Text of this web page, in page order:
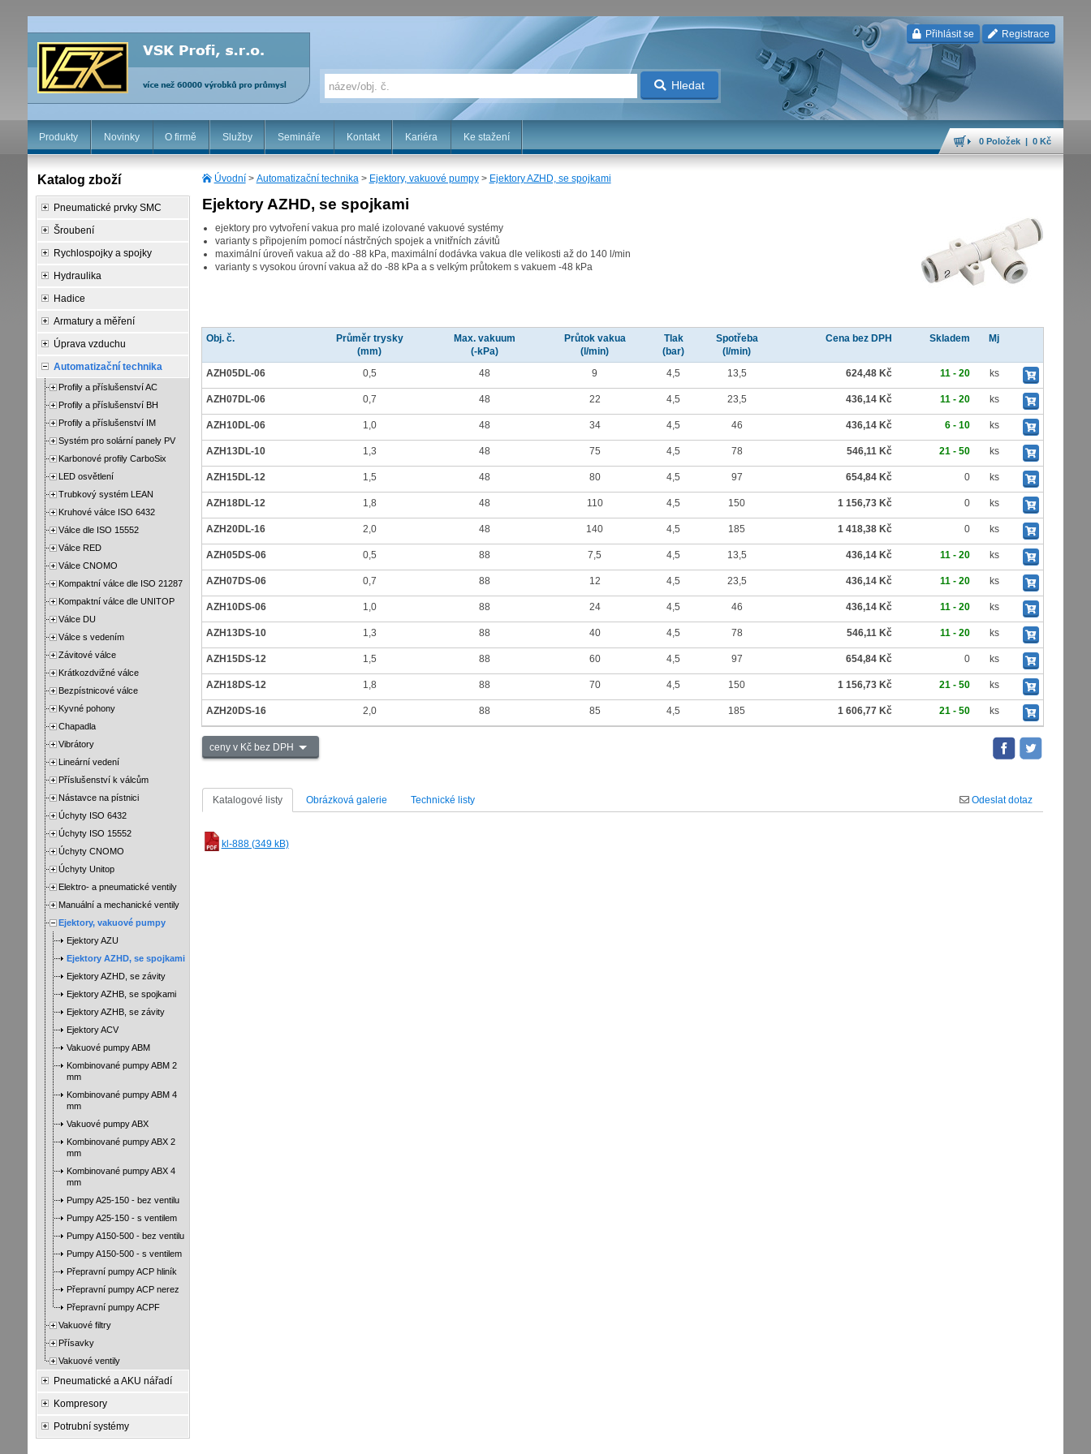
Přihlásit se Registrace
Hledat
Produkty Novinky O firmě Služby Semináře Kontakt Kariéra Ke stažení 0 Položek | 0 Kč
Úvodní> Automatizační technika> Ejektory, vakuové pumpy> Ejektory AZHD, se spojkami
Ejektory AZHD, se spojkami
ejektory pro vytvoření vakua pro malé izolované vakuové systémy
varianty s připojením pomocí nástrčných spojek a vnitřních závitů
maximální úroveň vakua až do -88 kPa, maximální dodávka vakua dle velikosti až do 140 l/min
varianty s vysokou úrovní vakua až do -88 kPa a s velkým průtokem s vakuem -48 kPa
Obj. č.
Průměr trysky
(mm)
Max. vakuum
(-kPa)
Průtok vakua
(l/min)
Tlak
(bar)
Spotřeba
(l/min)
Cena bez DPH Skladem Mj
AZH05DL-06 0,5 48 9 4,5 13,5 624,48 Kč 11 - 20 ks
AZH07DL-06 0,7 48 22 4,5 23,5 436,14 Kč 11 - 20 ks
AZH10DL-06 1,0 48 34 4,5 46 436,14 Kč 6 - 10 ks
AZH13DL-10 1,3 48 75 4,5 78 546,11 Kč 21 - 50 ks
AZH15DL-12 1,5 48 80 4,5 97 654,84 Kč 0 ks
AZH18DL-12 1,8 48 110 4,5 150 1 156,73 Kč 0 ks
AZH20DL-16 2,0 48 140 4,5 185 1 418,38 Kč 0 ks
AZH05DS-06 0,5 88 7,5 4,5 13,5 436,14 Kč 11 - 20 ks
AZH07DS-06 0,7 88 12 4,5 23,5 436,14 Kč 11 - 20 ks
AZH10DS-06 1,0 88 24 4,5 46 436,14 Kč 11 - 20 ks
AZH13DS-10 1,3 88 40 4,5 78 546,11 Kč 11 - 20 ks
AZH15DS-12 1,5 88 60 4,5 97 654,84 Kč 0 ks
AZH18DS-12 1,8 88 70 4,5 150 1 156,73 Kč 21 - 50 ks
AZH20DS-16 2,0 88 85 4,5 185 1 606,77 Kč 21 - 50 ks
ceny v Kč bez DPH
Katalogové listy Obrázková galerie Technické listy Odeslat dotaz
kl-888 (349 kB)
Katalog zboží
Pneumatické prvky SMC
Šroubení
Rychlospojky a spojky
Hydraulika
Hadice
Armatury a měření
Úprava vzduchu
Automatizační technika
Profily a příslušenství AC
Profily a příslušenství BH
Profily a příslušenství IM
Systém pro solární panely PV
Karbonové profily CarboSix
LED osvětlení
Trubkový systém LEAN
Kruhové válce ISO 6432
Válce dle ISO 15552
Válce RED
Válce CNOMO
Kompaktní válce dle ISO 21287
Kompaktní válce dle UNITOP
Válce DU
Válce s vedením
Závitové válce
Krátkozdvižné válce
Bezpístnicové válce
Kyvné pohony
Chapadla
Vibrátory
Lineární vedení
Příslušenství k válcům
Nástavce na pístnici
Úchyty ISO 6432
Úchyty ISO 15552
Úchyty CNOMO
Úchyty Unitop
Elektro- a pneumatické ventily
Manuální a mechanické ventily
Ejektory, vakuové pumpy
Ejektory AZU
Ejektory AZHD, se spojkami
Ejektory AZHD, se závity
Ejektory AZHB, se spojkami
Ejektory AZHB, se závity
Ejektory ACV
Vakuové pumpy ABM
Kombinované pumpy ABM 2
mm
Kombinované pumpy ABM 4
mm
Vakuové pumpy ABX
Kombinované pumpy ABX 2
mm
Kombinované pumpy ABX 4
mm
Pumpy A25-150 - bez ventilu
Pumpy A25-150 - s ventilem
Pumpy A150-500 - bez ventilu
Pumpy A150-500 - s ventilem
Přepravní pumpy ACP hliník
Přepravní pumpy ACP nerez
Přepravní pumpy ACPF
Vakuové filtry
Přísavky
Vakuové ventily
Pneumatické a AKU nářadí
Kompresory
Potrubní systémy